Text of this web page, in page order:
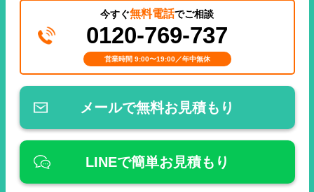
今すぐ無料電話でご相談
0120-769-737
営業時間 9:00〜19:00／年中無休
メールで無料お見積もり
LINEで簡単お見積もり